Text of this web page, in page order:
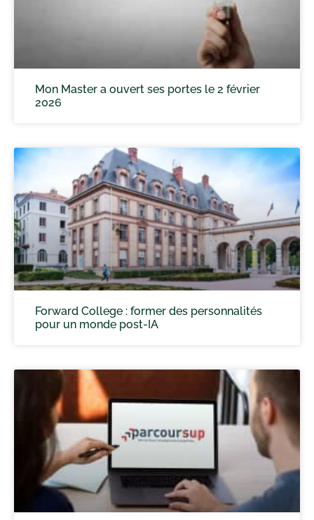
Mon Master a ouvert ses portes le 2 février
2026
Forward College : former des personnalités
pour un monde post-IA